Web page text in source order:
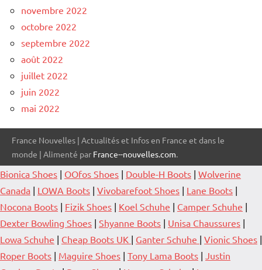
novembre 2022
octobre 2022
septembre 2022
août 2022
juillet 2022
juin 2022
mai 2022
France Nouvelles | Actualités et Infos en France et dans le
monde | Alimenté par France--nouvelles.com.
Bionica Shoes | OOfos Shoes | Double-H Boots | Wolverine
Canada | LOWA Boots | Vivobarefoot Shoes | Lane Boots |
Nocona Boots | Fizik Shoes | Koel Schuhe | Camper Schuhe |
Dexter Bowling Shoes | Shyanne Boots | Unisa Chaussures |
Lowa Schuhe | Cheap Boots UK | Ganter Schuhe | Vionic Shoes |
Roper Boots | Maguire Shoes | Tony Lama Boots | Justin